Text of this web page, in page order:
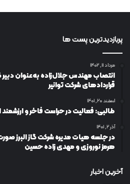
پربازدیدترین پست ها
مرداد ۱۱, ۱۴۰۲
انتصاب مهندس جلال‌زاده به‌عنوان دبیر
قراردادهای شركت توانیر
اسفند ۲۰, ۱۴۰۱
طالبی: فعالیت در حراست فاخر و
آذر ۲, ۱۴۰۱
در جلسه هیات مدیره شرکت گاز البرز
هرمز نوروزی و مهدی زاده حسین
آخرین اخبار